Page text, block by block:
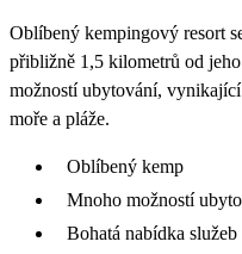
Oblíbený kempingový resort
přibližně 1,5 kilometrů od
možností ubytování,
moře a pláže.
Oblíbený kemp
Mnoho možností
Bohatá nabídka služeb